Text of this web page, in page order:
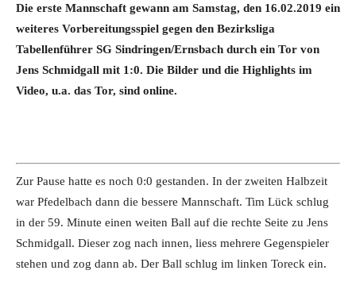
Die erste Mannschaft gewann am Samstag, den 16.02.2019 ein
weiteres Vorbereitungsspiel gegen den Bezirksliga
Tabellenführer SG Sindringen/Ernsbach durch ein Tor von
Jens Schmidgall mit 1:0. Die Bilder und die Highlights im
Video, u.a. das Tor, sind online.
Zur Pause hatte es noch 0:0 gestanden. In der zweiten Halbzeit
war Pfedelbach dann die bessere Mannschaft. Tim Lück schlug
in der 59. Minute einen weiten Ball auf die rechte Seite zu Jens
Schmidgall. Dieser zog nach innen, liess mehrere Gegenspieler
stehen und zog dann ab. Der Ball schlug im linken Toreck ein.